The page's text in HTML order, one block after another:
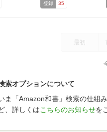
登録 35
最初
索オプションについて
ま「Amazon和書」検索の仕組
、詳しくはこちらのお知らせを